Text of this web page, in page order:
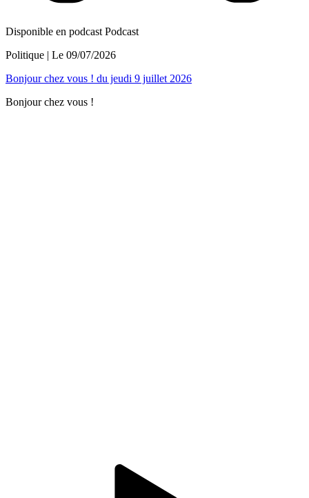
Disponible en podcast Podcast
Politique | Le 09/07/2026
Bonjour chez vous ! du jeudi 9 juillet 2026
Bonjour chez vous !